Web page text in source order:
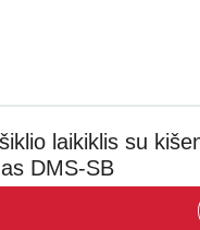
laikiklis su
DMS-SB